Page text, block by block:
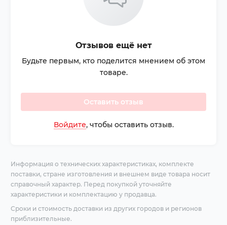
Отзывов ещё нет
Будьте первым, кто поделится мнением об этом
товаре.
Оставить отзыв
Войдите, чтобы оставить отзыв.
Информация о технических характеристиках, комплекте
поставки, стране изготовления и внешнем виде товара носит
справочный характер. Перед покупкой уточняйте
характеристики и комплектацию у продавца.
Сроки и стоимость доставки из других городов и регионов
приблизительные.